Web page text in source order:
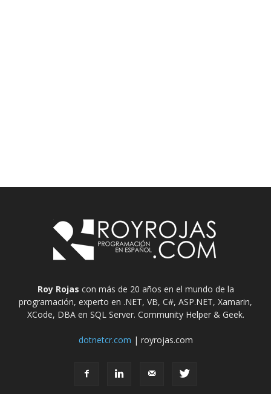
Roy Rojas con más de 20 años en el mundo de la
programación, experto en .NET, VB, C#, ASP.NET, Xamarin,
XCode, DBA en SQL Server. Community Helper & Geek.
dotnetcr.com | royrojas.com